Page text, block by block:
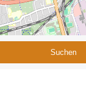
Suchen